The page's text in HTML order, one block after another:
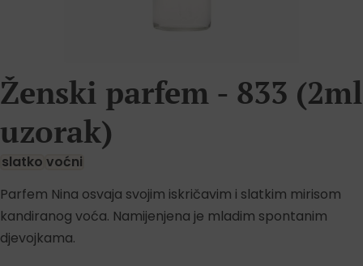
Ženski parfem - 833 (2ml
uzorak)
slatko voćni
Parfem Nina osvaja svojim iskričavim i slatkim mirisom
kandiranog voća. Namijenjena je mladim spontanim
djevojkama.